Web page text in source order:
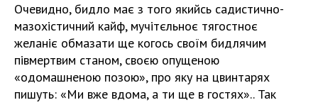
Очевидно, бидло має з того якийсь садистично-
мазохістичний кайф, мучітєльноє тягостноє
желаніє обмазати ще когось своїм бидлячим
півмертвим станом, своєю опущеною
«одомашненою позою», про яку на цвинтарях
пишуть: «Ми вже вдома, а ти ще в гостях».. Так